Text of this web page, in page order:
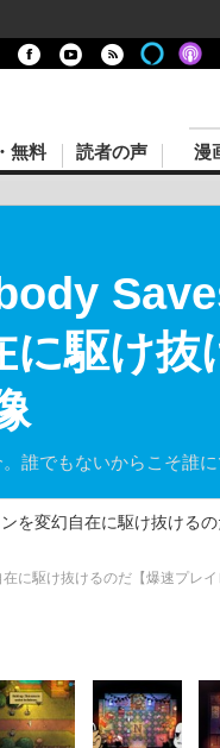
無料 読者の声 漫
駆け抜
誰でもないからこそ誰に
に駆け抜けるのだ【爆速プレイ